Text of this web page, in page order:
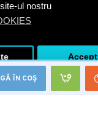
ul nostru
Accept
ÎN COŞ
- Toate